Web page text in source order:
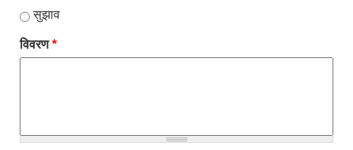
सुझाव
विवरण*